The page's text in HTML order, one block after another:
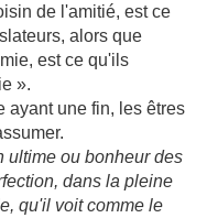
de l'amitié, est ce
alors que
est ce qu'ils
».
ayant une fin, les êtres
ultime ou bonheur des
dans la pleine
qu'il voit comme le